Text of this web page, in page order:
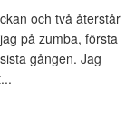
och två återstår
på zumba, första
gången. Jag